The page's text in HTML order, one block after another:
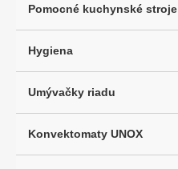
Pomocné kuchynské stroje
Hygiena
Umývačky riadu
Konvektomaty UNOX